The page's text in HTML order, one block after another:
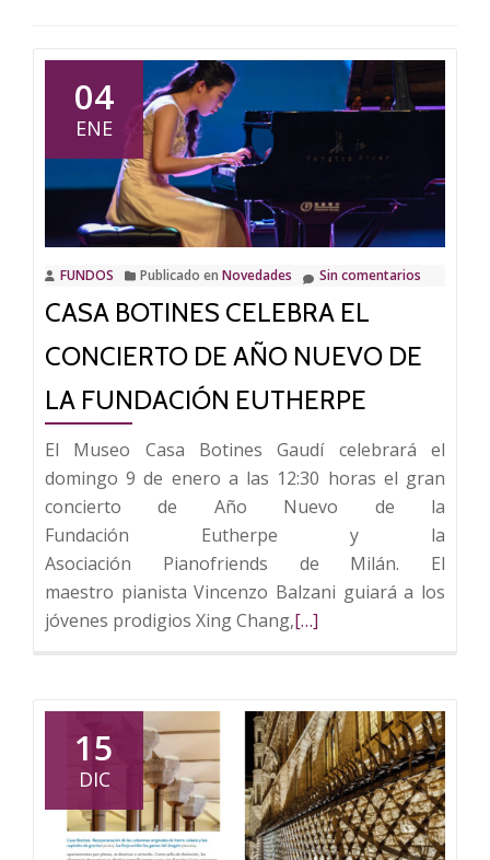
04
ENE
FUNDOS Publicado en Novedades Sin comentarios
CASA BOTINES CELEBRA EL
CONCIERTO DE AÑO NUEVO DE
LA FUNDACIÓN EUTHERPE
El Museo Casa Botines Gaudí celebrará el
domingo 9 de enero a las 12:30 horas el gran
concierto de Año Nuevo de la
Fundación Eutherpe y la
Asociación Pianofriends de Milán. El
maestro pianista Vincenzo Balzani guiará a los
jóvenes prodigios Xing Chang,Leer
Botines
celebra
el
concierto
de
[…]
15
DIC